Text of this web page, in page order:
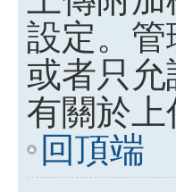
設定。
或者只
有關於
回頂端